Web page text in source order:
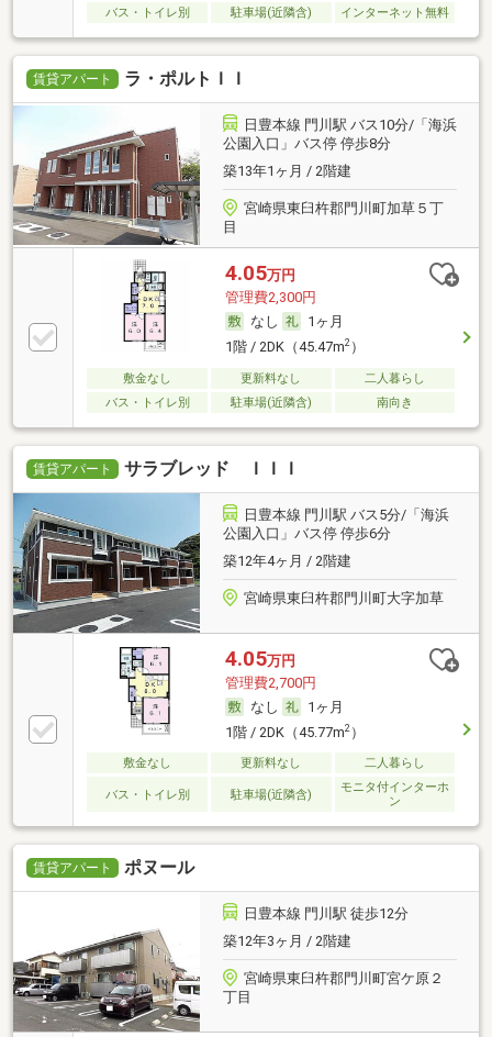
バス・トイレ別
駐車場(近隣含) インターネット無料
賃貸アパート ラ・ポルトＩＩ
日豊本線 門川駅 バス10分/「海浜
公園入口」バス停 停歩8分
築13年1ヶ月 / 2階建
宮崎県東臼杵郡門川町加草５丁
目
4.05万円
管理費2,300円
なし
1ヶ月
1階 / 2DK（45.47m2）
敷金なし 更新料なし
二人暮らし
バス・トイレ別
駐車場(近隣含) 南向き
賃貸アパート サラブレッド ＩＩＩ
日豊本線 門川駅 バス5分/「海浜
公園入口」バス停 停歩6分
築12年4ヶ月 / 2階建
宮崎県東臼杵郡門川町大字加草
4.05万円
管理費2,700円
なし
1ヶ月
1階 / 2DK（45.77m2）
敷金なし 更新料なし 二人暮らし
バス・トイレ別 駐車場(近隣含)
モニタ付インターホ
ン
賃貸アパート ポヌール
日豊本線 門川駅 徒歩12分
築12年3ヶ月 / 2階建
宮崎県東臼杵郡門川町宮ケ原２
丁目